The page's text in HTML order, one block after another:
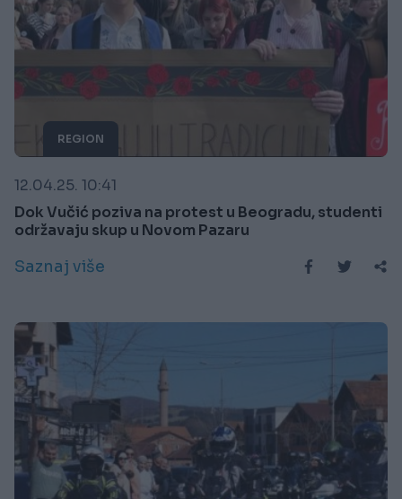
REGION
12.04.25. 10:41
Dok Vučić poziva na protest u Beogradu, studenti
održavaju skup u Novom Pazaru
Saznaj više